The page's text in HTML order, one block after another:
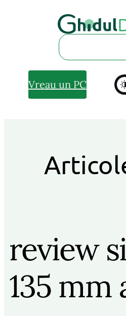
Vreau un PC
review
135 mm